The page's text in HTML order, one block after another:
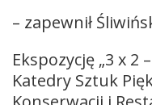
– zapewnił
Ekspozycję „3 x 2
Katedry Sztuk